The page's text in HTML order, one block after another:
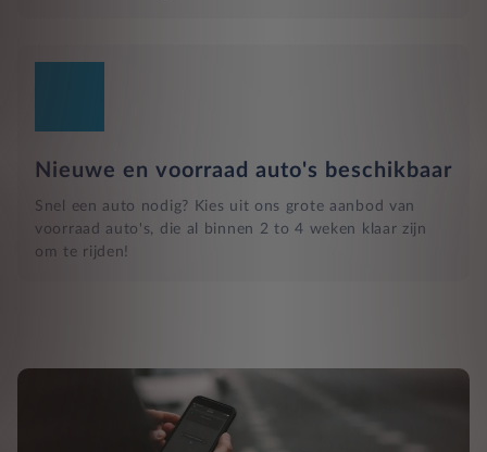
Nieuwe en voorraad auto's beschikbaar
Snel een auto nodig? Kies uit ons grote aanbod van
voorraad auto's, die al binnen 2 to 4 weken klaar zijn
om te rijden!